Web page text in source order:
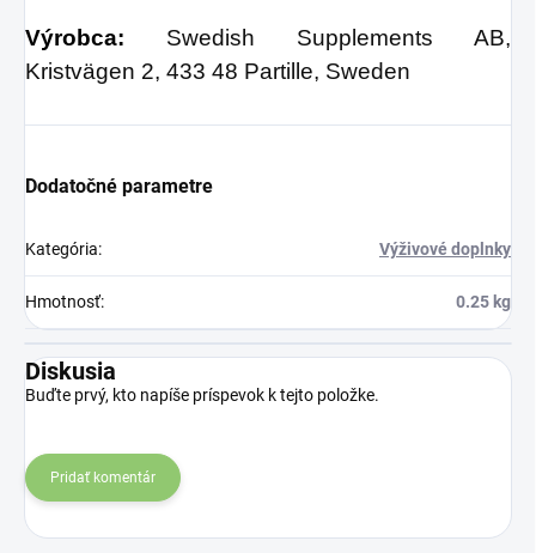
Výrobca: Swedish Supplements AB,
Kristvägen 2, 433 48 Partille, Sweden
Dodatočné parametre
Kategória: Výživové doplnky
Hmotnosť: 0.25 kg
Diskusia
Buďte prvý, kto napíše príspevok k tejto položke.
Pridať komentár